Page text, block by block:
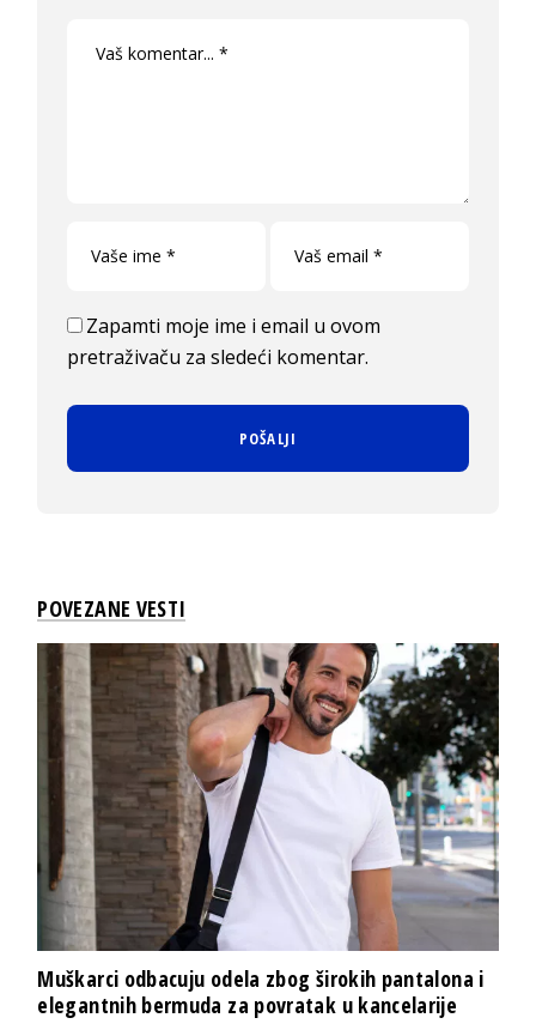
Zapamti moje ime i email u ovom
pretraživaču za sledeći komentar.
POVEZANE VESTI
Muškarci odbacuju odela zbog širokih pantalona i
elegantnih bermuda za povratak u kancelarije